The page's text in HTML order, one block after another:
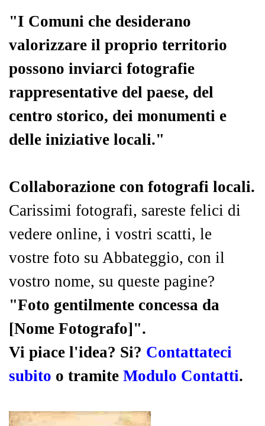
"I Comuni che desiderano
valorizzare il proprio territorio
possono inviarci fotografie
rappresentative del paese, del
centro storico, dei monumenti e
delle iniziative locali."
Collaborazione con fotografi locali.
Carissimi fotografi, sareste felici di
vedere online, i vostri scatti, le
vostre foto su Abbateggio, con il
vostro nome, su queste pagine?
"Foto gentilmente concessa da
[Nome Fotografo]".
Vi piace l'idea? Si? Contattateci
subito o tramite Modulo Contatti.